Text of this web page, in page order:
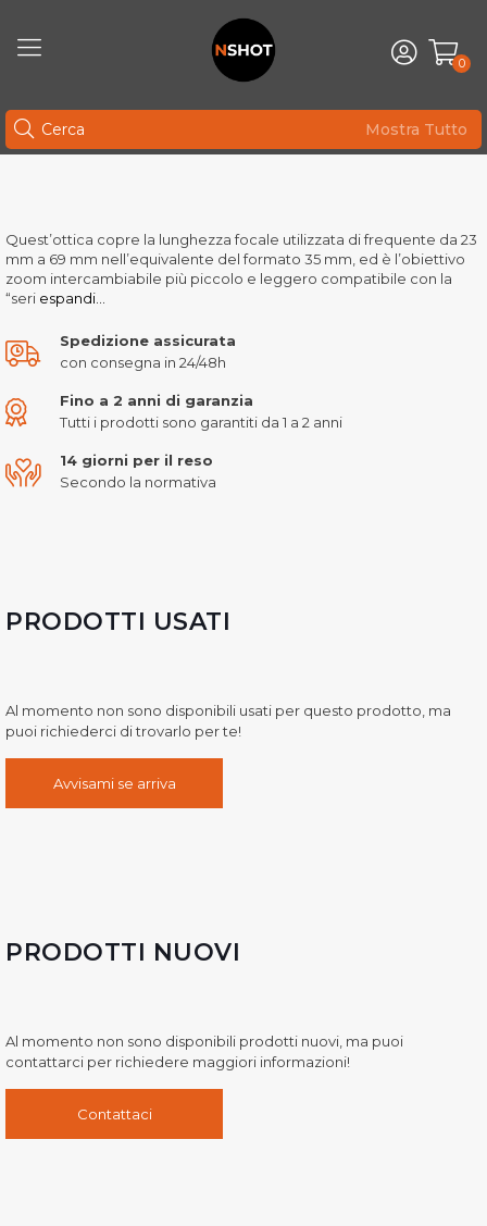
0
Mostra Tutto
Quest’ottica copre la lunghezza focale utilizzata di frequente da 23
mm a 69 mm nell’equivalente del formato 35 mm, ed è l’obiettivo
zoom intercambiabile più piccolo e leggero compatibile con la
“seri espandi...
Spedizione assicurata
con consegna in 24/48h
Fino a 2 anni di garanzia
Tutti i prodotti sono garantiti da 1 a 2 anni
14 giorni per il reso
Secondo la normativa
PRODOTTI USATI
Al momento non sono disponibili usati per questo prodotto, ma
puoi richiederci di trovarlo per te!
Avvisami se arriva
PRODOTTI NUOVI
Al momento non sono disponibili prodotti nuovi, ma puoi
contattarci per richiedere maggiori informazioni!
Contattaci